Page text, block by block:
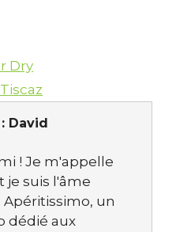
Dry
David
! Je m'appelle
je suis l'âme
un
dédié aux